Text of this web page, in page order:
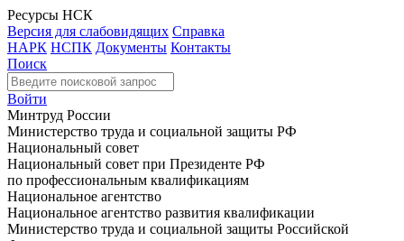
Ресурсы НСК
Версия для слабовидящих Справка
НАРК НСПК Документы Контакты
Поиск
Войти
Минтруд России
Министерство труда и социальной защиты РФ
Национальный совет
Национальный совет при Президенте РФ
по профессиональным квалификациям
Национальное агентство
Национальное агентство развития квалификации
Министерство труда и социальной защиты Российской